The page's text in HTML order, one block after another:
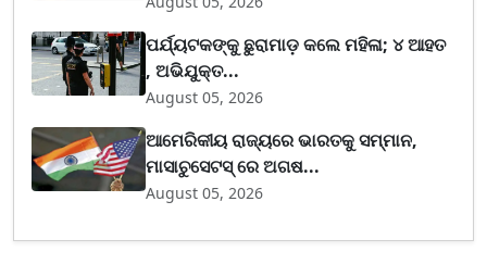
ପର୍ଯ୍ୟଟକଙ୍କୁ ଛୁରାମାଡ଼ କଲେ ମହିଳା; ୪ ଆହତ
, ଅଭିଯୁକ୍ତ...
August 05, 2026
ଆମେରିକୀୟ ରାଜ୍ୟରେ ଭାରତକୁ ସମ୍ମାନ,
ମାସାଚୁସେଟସ୍ ରେ ଅଗଷ...
August 05, 2026